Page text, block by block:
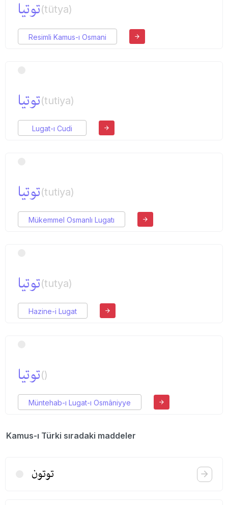
توتیا(tütya)
Resimli Kamus-ı Osmani
توتیا(tutiya)
Lugat-ı Cudi
توتیا(tutiya)
Mükemmel Osmanlı Lugatı
توتیا(tutya)
Hazine-i Lugat
توتیا()
Müntehab-ı Lugat-ı Osmâniyye
Kamus-ı Türki sıradaki maddeler
توتون